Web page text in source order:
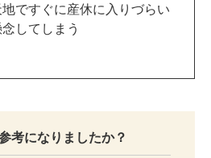
ですぐに産休に入りづらい
してしまう
考になりましたか？